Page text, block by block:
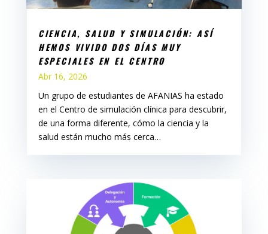
CIENCIA, SALUD Y SIMULACIÓN: ASÍ
HEMOS VIVIDO DOS DÍAS MUY
ESPECIALES EN EL CENTRO
Abr 16, 2026
Un grupo de estudiantes de AFANIAS ha estado
en el Centro de simulación clínica para descubrir,
de una forma diferente, cómo la ciencia y la
salud están mucho más cerca…